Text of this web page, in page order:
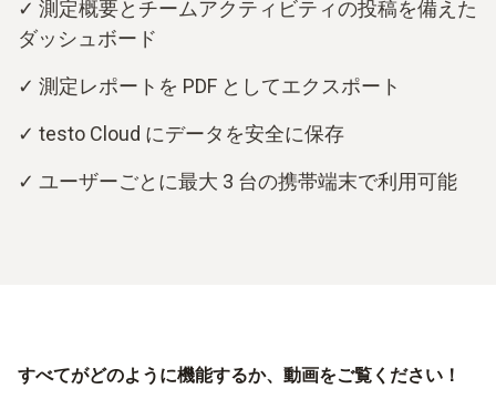
✓ 測定概要とチームアクティビティの投稿を備えた
ダッシュボード
✓ 測定レポートを PDF としてエクスポート
✓ testo Cloud にデータを安全に保存
✓ ユーザーごとに最大 3 台の携帯端末で利用可能
すべてがどのように機能するか、動画をご覧ください！